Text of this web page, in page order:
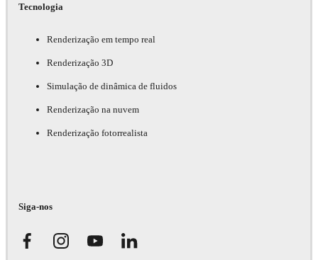
Tecnologia
Renderização em tempo real
Renderização 3D
Simulação de dinâmica de fluidos
Renderização na nuvem
Renderização fotorrealista
Siga-nos